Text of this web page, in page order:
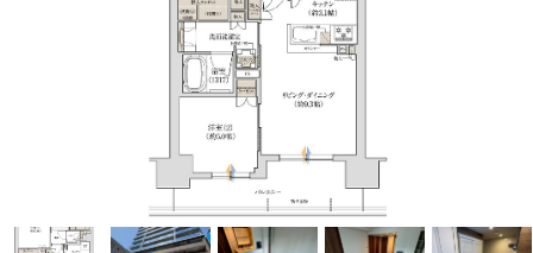
店舗情報·アクセス
会社概要